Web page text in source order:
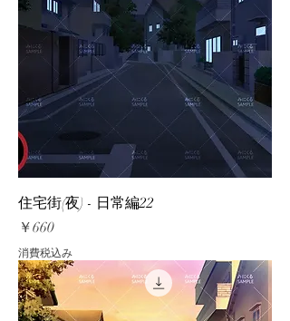
住宅街(夜) - 日常編22
価格
￥660
消費税込み